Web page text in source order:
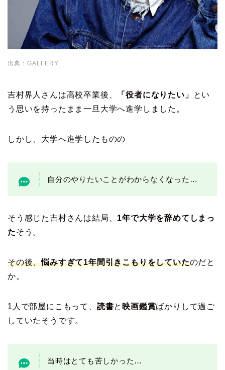
出典：GALLERY
吉村界人さんは高校卒業後、 「役者になりたい」
とい
う思いを持ったまま一旦大学へ進学しました。
しかし、大学へ進学したものの
自分のやりたいことがわからなくなった…
そう感じた吉村さんは結局、 1年で大学を辞めてしまっ
たそう。
その後、悩みすぎて1年間引きこもりをしていたのだと
か。
1人で部屋にこもって、 読書と 映画鑑賞ばかりして過ご
していたそうです。
当時はとても苦しかった…